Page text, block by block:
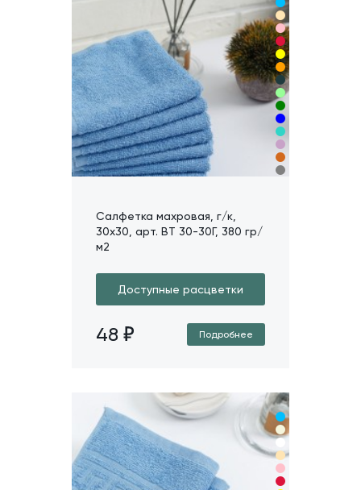
Салфетка махровая, г/к,
30х30, арт. ВТ 30-30Г, 380 гр/
м2
Доступные расцветки
48 Подробнее